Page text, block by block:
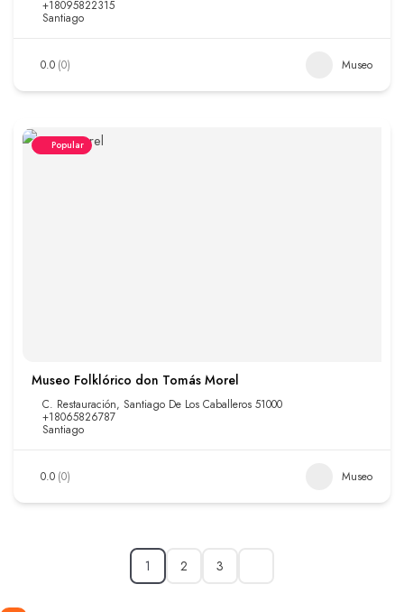
+18095822315
Santiago
0.0 (0) Museo
Popular
Museo Folklórico don Tomás Morel
C. Restauración, Santiago De Los Caballeros 51000
+18065826787
Santiago
0.0 (0) Museo
1 2 3